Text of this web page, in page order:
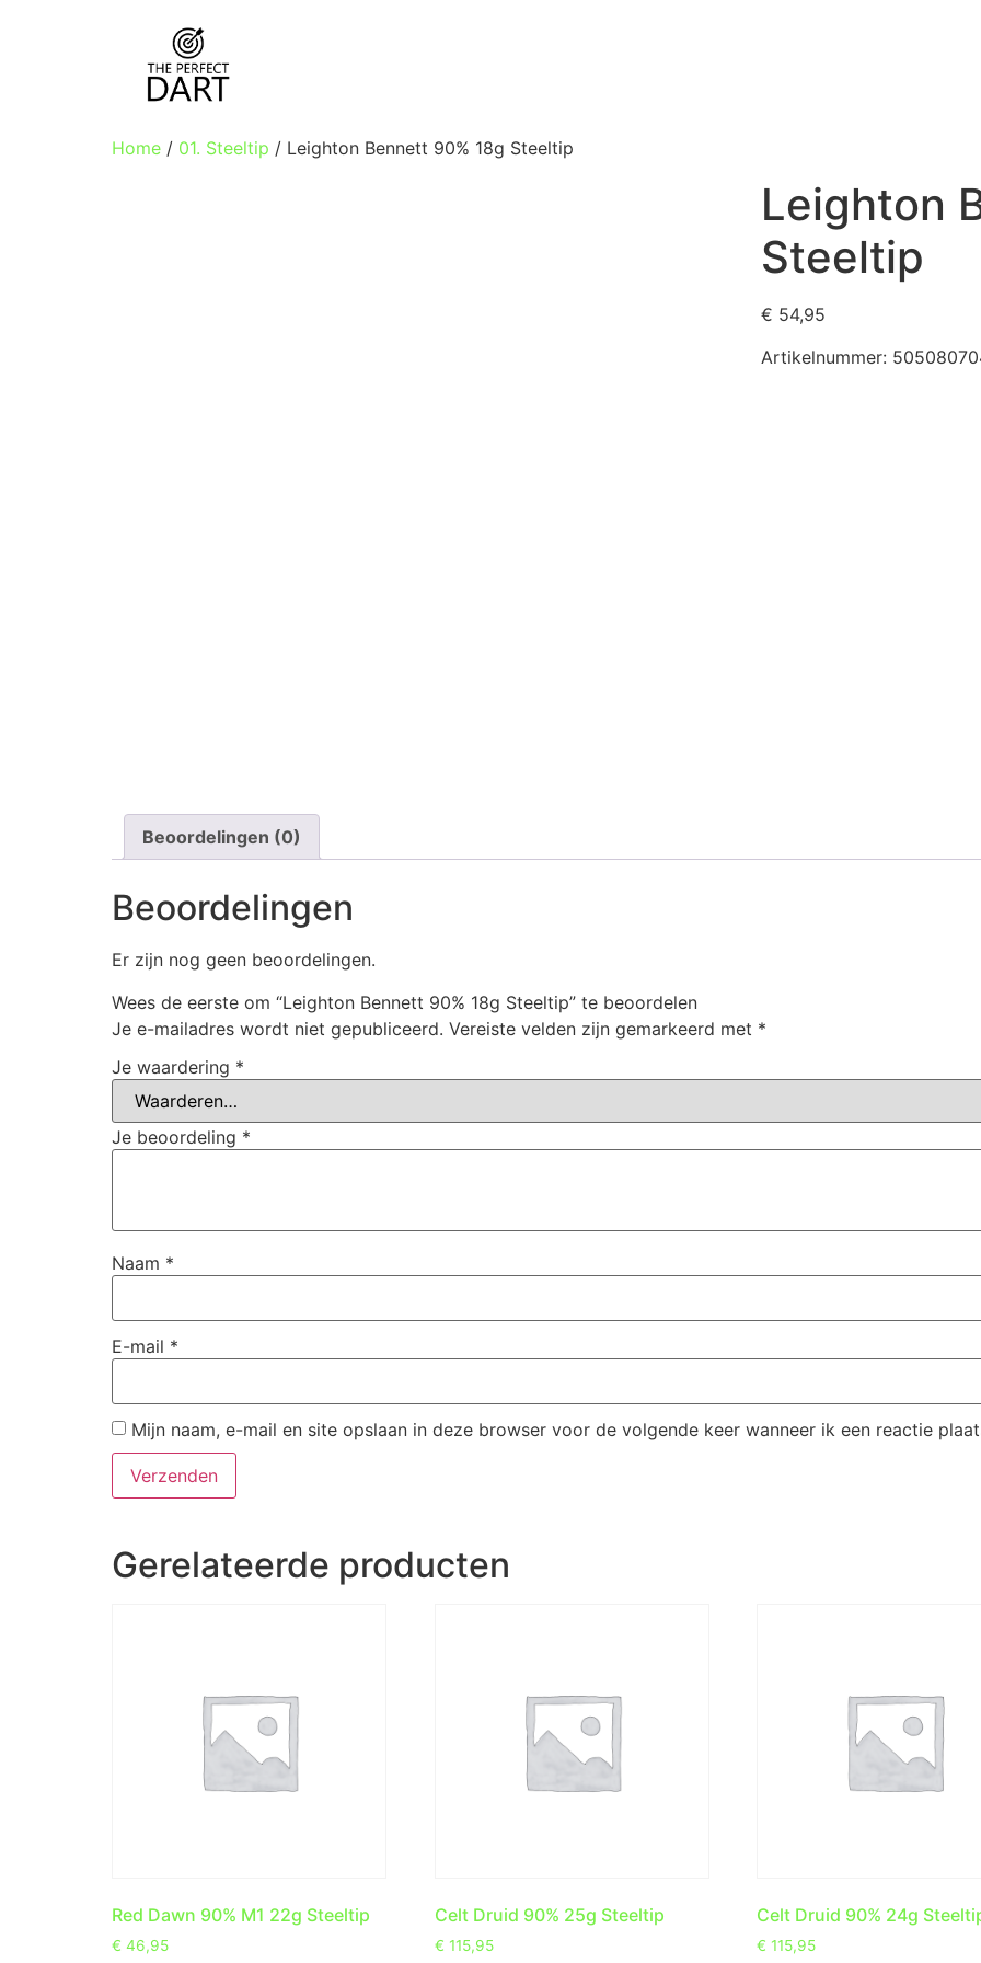
Home / 01. Steeltip / Leighton Bennett 90% 18g Steeltip
Leighton
Steeltip
€ 54,95
Artikelnummer:
Beoordelingen (0)
Beoordelingen
Er zijn nog geen beoordelingen.
Wees de eerste om “Leighton Bennett 90% 18g Steeltip” te beoordelen
Je e-mailadres wordt niet gepubliceerd. Vereiste velden zijn gemarkeerd met *
Je waardering *
Je beoordeling *
Naam *
E-mail *
Mijn naam, e-mail en site opslaan in deze browser voor de volgende keer wanneer ik een reactie
Gerelateerde producten
Red Dawn 90% M1 22g Steeltip
€ 46,95
Celt Druid 90% 25g Steeltip
€ 115,95
Celt Druid 90% 24g
€ 115,95